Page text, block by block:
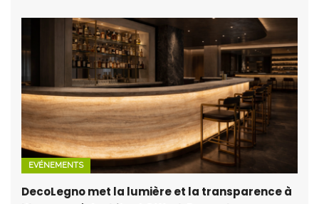
EVÉNEMENTS
DecoLegno met la lumière et la transparence à